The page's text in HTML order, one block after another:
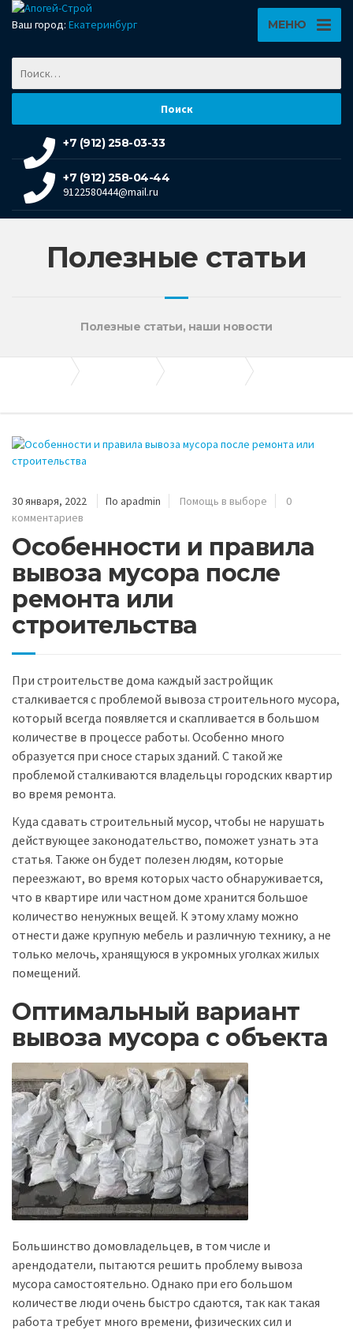
Ваш город: Екатеринбург МЕНЮ
+7 (912) 258-03-33
+7 (912) 258-04-44
9122580444@mail.ru
Полезные статьи
Полезные статьи, наши новости
30 января, 2022 По apadmin Помощь в выборе
0
комментариев
Особенности и правила
вывоза мусора после
ремонта или
строительства
При строительстве дома каждый застройщик
сталкивается с проблемой вывоза строительного мусора,
который всегда появляется и скапливается в большом
количестве в процессе работы. Особенно много
образуется при сносе старых зданий. С такой же
проблемой сталкиваются владельцы городских квартир
во время ремонта.
Куда сдавать строительный мусор, чтобы не нарушать
действующее законодательство, поможет узнать эта
статья. Также он будет полезен людям, которые
переезжают, во время которых часто обнаруживается,
что в квартире или частном доме хранится большое
количество ненужных вещей. К этому хламу можно
отнести даже крупную мебель и различную технику, а не
только мелочь, хранящуюся в укромных уголках жилых
помещений.
Оптимальный вариант
вывоза мусора с объекта
Большинство домовладельцев, в том числе и
арендодатели, пытаются решить проблему вывоза
мусора самостоятельно. Однако при его большом
количестве люди очень быстро сдаются, так как такая
работа требует много времени, физических сил и